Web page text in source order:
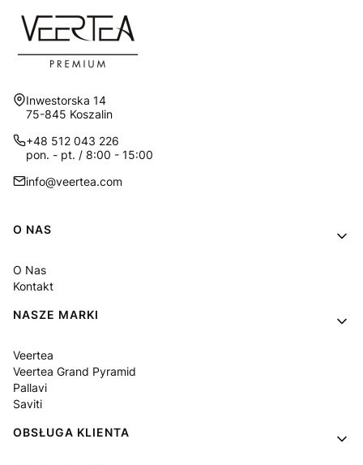
Adres:
Inwestorska 14
75-845 Koszalin
+48 512 043 226
pon. - pt. / 8:00 - 15:00
info@veertea.com
Linki w stopce
O NAS
O Nas
Kontakt
NASZE MARKI
Veertea
Veertea Grand Pyramid
Pallavi
Saviti
OBSŁUGA KLIENTA